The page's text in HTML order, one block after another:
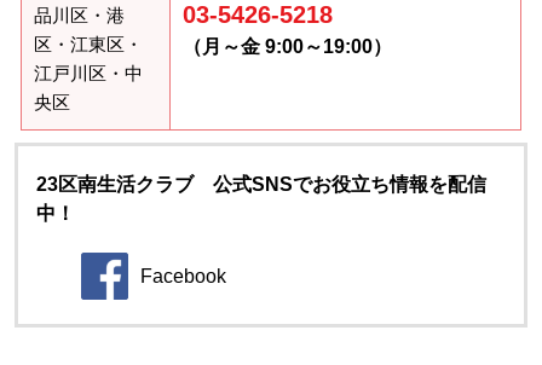
品川区・港
区・江東区・
江戸川区・中
央区
03-5426-5218
（月～金 9:00～19:00）
23区南生活クラブ 公式SNSでお役立ち情報を配信
中！
Facebook
別のウィンドウで開きます。